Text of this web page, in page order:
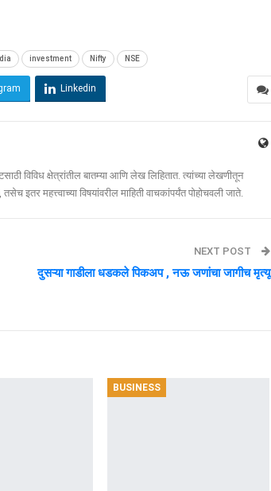
investment Nifty NSE
Linkedin
विविध क्षेत्रांतील बातम्या आणि लेख लिहितात. त्यांच्या लेखणीतून
इतर महत्त्वाच्या विषयांवरील माहिती वाचकांपर्यंत पोहोचवली जाते.
NEXT POST
दुसऱ्या गाडीला धडकले पिकअप , नऊ जणांचा जागीच मृत्यू
BUSINESS